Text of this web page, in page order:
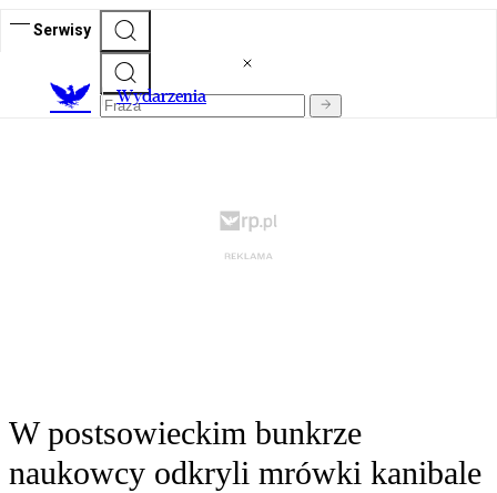
Serwisy
Wydarzenia
W postsowieckim bunkrze
naukowcy odkryli mrówki kanibale